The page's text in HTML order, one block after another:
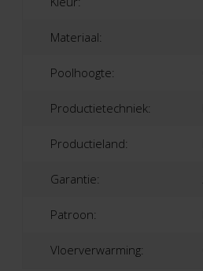
Materiaal:
Poolhoogte:
Productietechniek:
Productieland:
Garantie:
Patroon:
Vloerverwarming: